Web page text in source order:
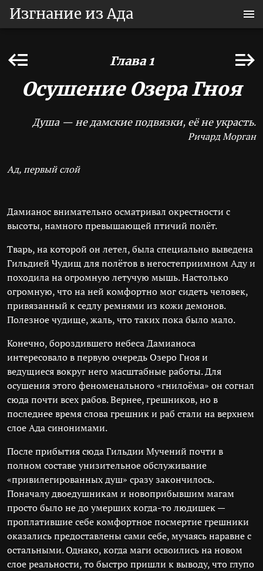
Изгнание из Ада
Глава 1
Осушение Озера Гноя
Душа — не дамские подвязки, её не украсть.
Ричард Морган
Ад, первый слой
Дамианос внимательно осматривал окрестности с
высоты, намного превышающей птичий полёт.
Тварь, на которой он летел, была специально выведена
Гильдией Чудищ для полётов в негостеприимном Аду и
походила на огромную летучую мышь. Настолько
огромную, что на ней комфортно мог сидеть человек,
привязанный к седлу ремнями из кожи демонов.
Полезное чудище, жаль, что таких пока было мало.
Конечно, бороздившего небеса Дамианоса
интересовало в первую очередь Озеро Гноя и
ведущиеся вокруг него масштабные работы. Для
осушения этого феноменального «гнилоёма» он согнал
сюда почти всех рабов. Вернее, грешников, но в
последнее время слова грешник и раб стали на верхнем
слое Ада синонимами.
После прибытия сюда Гильдии Мучений почти в
полном составе унизительное обслуживание
«привилегированных душ» сразу закончилось.
Поначалу двоедушникам и новоприбывшим магам
просто было не до умерших когда-то людишек —
проплатившие себе комфортное посмертие грешники
оказались предоставлены сами себе, мучаясь наравне с
остальными. Однако, когда маги освоились на новом
слое реальности, то быстро пришли к выводу, что глупо